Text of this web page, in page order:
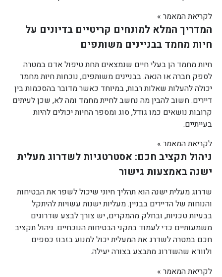
לקריאת המאמר »
המדריך המלא למונחים קריטיים בדיונים על
חיות מחמד בבניינים משותפים
חיות מחמד הן בעלי חיים שנמצאים תחת טיפול אדם במטרה
לספק חברה או הנאה. בבניינים משותפים, נוכחות חיות מחמד
יכולה להעלות שאלות רבות, במיוחד כאשר מדובר בהסכמות בין
דיירים. חשוב להבין מה נחשב לחיית מחמד ומה לא, שכן לעיתים
קרובות נושאים כמו גודל, סוג ומספר החיות יכולים להיות
בעייתיים.
לקריאת המאמר »
ניהול תקציב חכם: אסטרטגיות לשדרוג מעלית
ישנה באמצעות גישור
שדרוג מעלית ישנה הוא תהליך חיוני שיכול לשפר את הבטיחות
והנוחות של הדיירים בבניין. מעליות ישנות עשויות להיתקל
בבעיות טכניות, ובחלק מהמקרים, יש צורך לבצע שדרוגים
משמעותיים כדי לעמוד בתקני הבטיחות הנוכחיים. ניהול תקציב
חכם במטרה לשדרג את המעלית יכול למנוע בזבוז כספים
ולוודא שהשדרוג מתבצע בצורה יעילה.
לקריאת המאמר »